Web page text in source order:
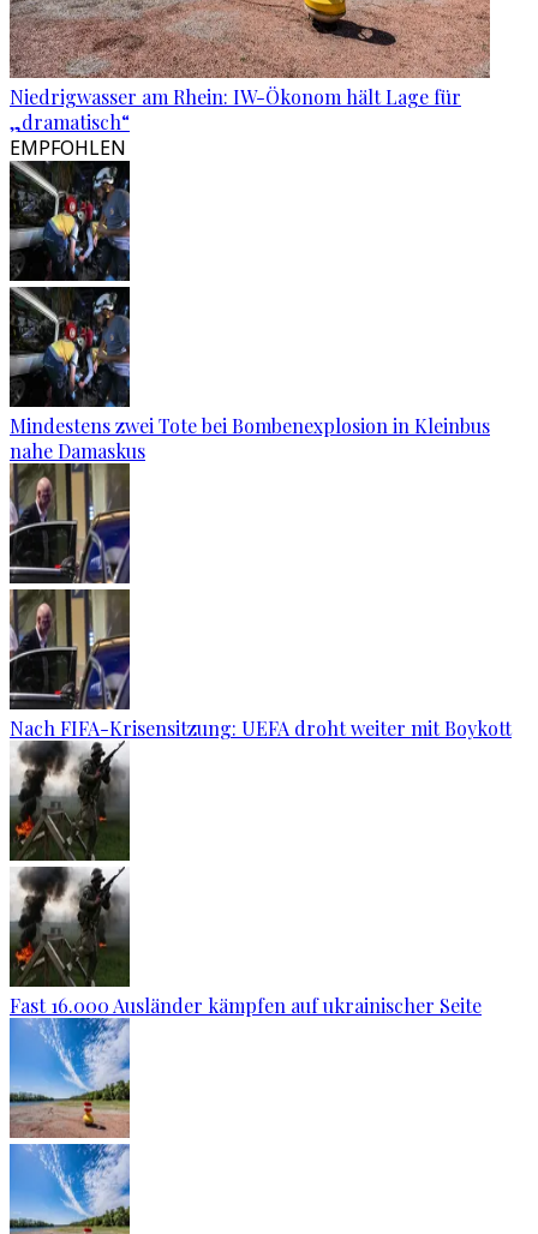
Niedrigwasser am Rhein: IW-Ökonom hält Lage für
„dramatisch“
EMPFOHLEN
Mindestens zwei Tote bei Bombenexplosion in Kleinbus
nahe Damaskus
Nach FIFA-Krisensitzung: UEFA droht weiter mit Boykott
Fast 16.000 Ausländer kämpfen auf ukrainischer Seite